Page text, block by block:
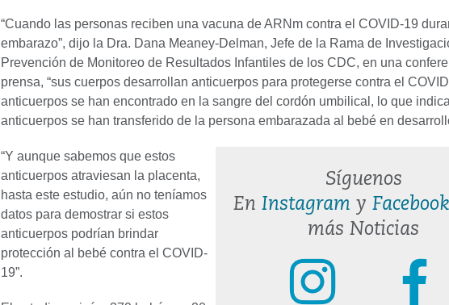
“Cuando las personas reciben una vacuna de ARNm contra el COVID-19
embarazo”, dijo la Dra. Dana Meaney-Delman, Jefe de la Rama de
Prevención de Monitoreo de Resultados Infantiles de los CDC, en una
prensa, “sus cuerpos desarrollan anticuerpos para protegerse contra el
anticuerpos se han encontrado en la sangre del cordón umbilical, lo que
anticuerpos se han transferido de la persona embarazada al bebé en
Síguenos
En Instagram y Facebook
más Noticias
“Y aunque sabemos que estos
anticuerpos atraviesan la placenta,
hasta este estudio, aún no teníamos
datos para demostrar si estos
anticuerpos podrían brindar
protección al bebé contra el COVID-
19”.